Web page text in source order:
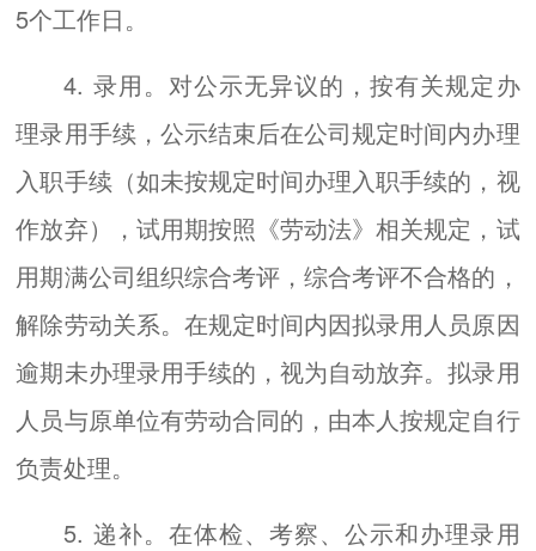
5个工作日。
4. 录用。对公示无异议的，按有关规定办
理录用手续，公示结束后在公司规定时间内办理
入职手续（如未按规定时间办理入职手续的，视
作放弃），试用期按照《劳动法》相关规定，试
用期满公司组织综合考评，综合考评不合格的，
解除劳动关系。在规定时间内因拟录用人员原因
逾期未办理录用手续的，视为自动放弃。拟录用
人员与原单位有劳动合同的，由本人按规定自行
负责处理。
5. 递补。在体检、考察、公示和办理录用